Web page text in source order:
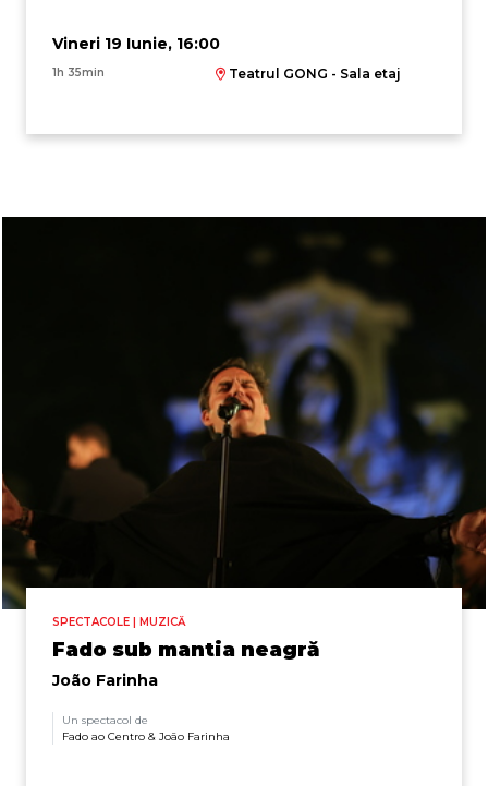
Vineri 19 Iunie, 16:00
1h 35min Teatrul GONG - Sala etaj
SPECTACOLE | MUZICĂ
Fado sub mantia neagră
João Farinha
Un spectacol de
Fado ao Centro & João Farinha